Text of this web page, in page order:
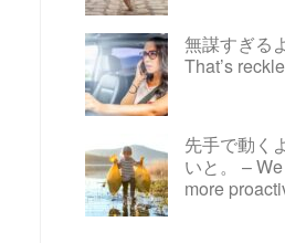
無謀すぎる
That’s
先手で動く
いと。 –
more